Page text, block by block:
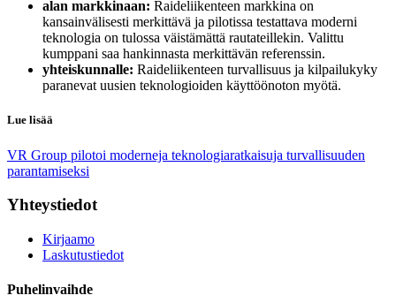
alan markkinaan: Raideliikenteen markkina on
kansainvälisesti merkittävä ja pilotissa testattava moderni
teknologia on tulossa väistämättä rautateillekin. Valittu
kumppani saa hankinnasta merkittävän referenssin.
yhteiskunnalle: Raideliikenteen turvallisuus ja kilpailukyky
paranevat uusien teknologioiden käyttöönoton myötä.
Lue lisää
VR Group pilotoi moderneja teknologiaratkaisuja turvallisuuden
parantamiseksi
Yhteystiedot
Kirjaamo
Laskutustiedot
Puhelinvaihde